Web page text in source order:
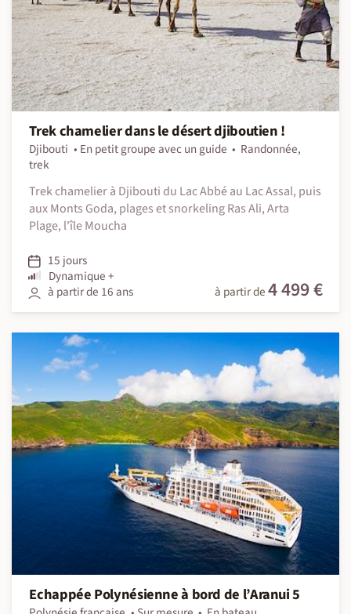
Trek chamelier dans le désert djiboutien !
Djibouti En petit groupe avec un guide
Randonnée,
trek
Trek chamelier à Djibouti du Lac Abbé au Lac Assal, puis
aux Monts Goda, plages et snorkeling Ras Ali, Arta
Plage, l'île Moucha
15 jours
Dynamique +
à partir de 16 ans
à partir de4 499 €
Echappée Polynésienne à bord de l’Aranui 5